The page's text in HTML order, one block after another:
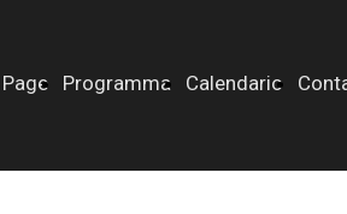
Programma Calendario